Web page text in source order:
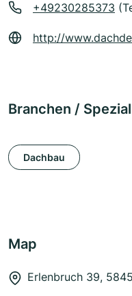
+49230285373
http://
Branchen /
Dachbau
Map
Erlenbruch 39,